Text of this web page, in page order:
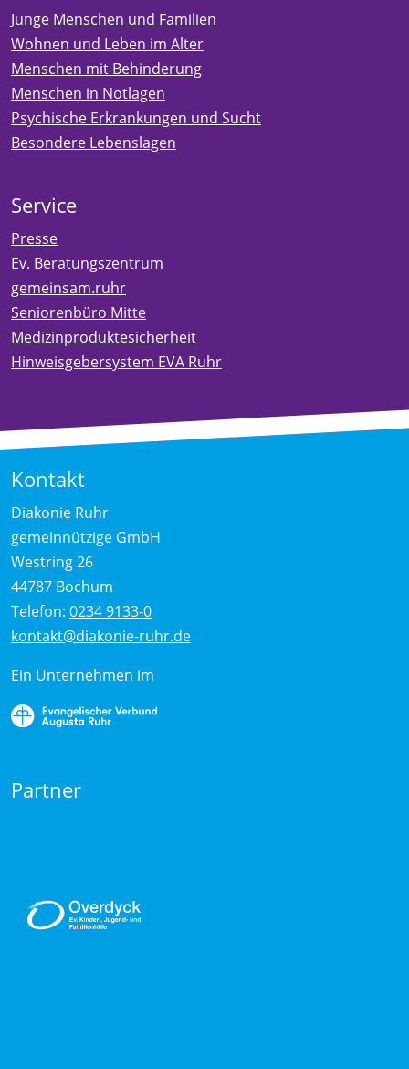
Junge Menschen und Familien
Wohnen und Leben im Alter
Menschen mit Behinderung
Menschen in Notlagen
Psychische Erkrankungen und Sucht
Besondere Lebenslagen
Service
Presse
Ev. Beratungszentrum
gemeinsam.ruhr
Seniorenbüro Mitte
Medizinproduktesicherheit
Hinweisgebersystem EVA Ruhr
Kontakt
Diakonie Ruhr
gemeinnützige GmbH
Westring 26
44787 Bochum
Telefon: 0234 9133-0
kontakt@diakonie-ruhr.de
Ein Unternehmen im
Partner